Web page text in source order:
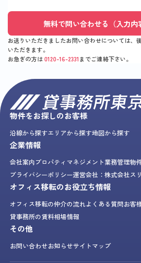
無料で問い合わせる（入力内
お送りいただきましたお問い合わせについては、
いただきます。
お急ぎの方は0120-16-2331 までご連絡下さい。
物件をお探しのお客様
沿線から探すエリアから探す地図から探す
企業情報
会社案内プロパティマネジメント業務管理物
プライバシーポリシー運営会社：株式会社ス
オフィス移転のお役立ち情報
オフィス移転の仲介の流れよくある質問お客
貸事務所の賃料相場情報
その他
お問い合わせお知らせサイトマップ